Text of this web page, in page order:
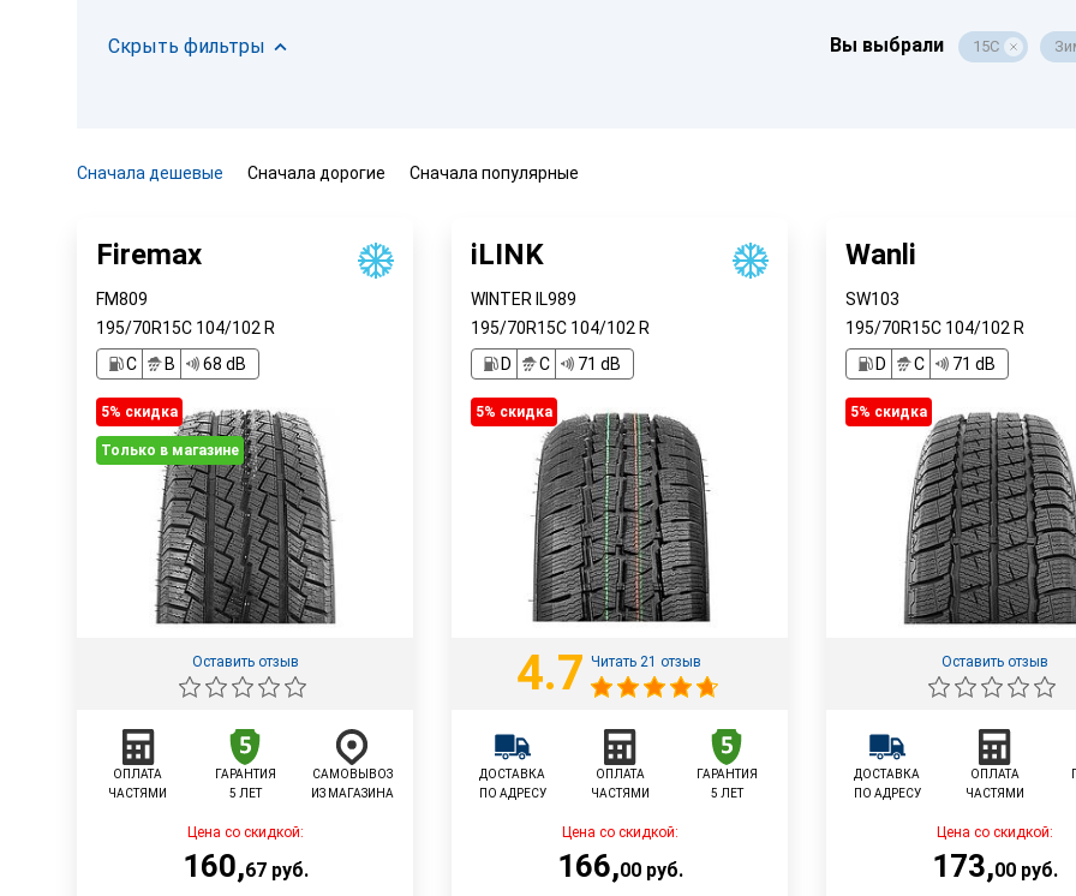
Скрыть фильтры Вы выбрали 15C
Сначала дешевые Сначала дорогие Сначала популярные
Firemax
FM809
195/70R15C 104/102 R
C
B 68 dB
5% cкидка
Только в магазине
Оставить отзыв
ОПЛАТА
ЧАСТЯМИ
ГАРАНТИЯ
5 ЛЕТ
САМОВЫВОЗ
ИЗ МАГАЗИНА
Цена со скидкой:
160,67руб.
iLINK
WINTER IL989
195/70R15C 104/102 R
D
C 71 dB
5% cкидка
4.7 Читать 21 отзыв
ДОСТАВКА
ПО АДРЕСУ
ОПЛАТА
ЧАСТЯМИ
ГАРАНТИЯ
5 ЛЕТ
Цена со скидкой:
166,00руб.
Wanli
SW103
195/70R15C 104/102 R
D
C 71 dB
5% cкидка
Оставить отзыв
ДОСТАВКА
ПО АДРЕСУ
ОПЛАТА
ЧАСТЯМИ
Цена со скидкой:
173,00руб.